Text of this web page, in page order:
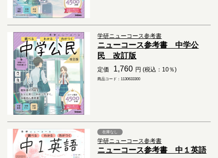
学研ニューコース参考書
ニューコース参考書 中学公
民 改訂版
定価 1,760 円 (税込：10％)
商品コード：1130633300
在庫なし
学研ニューコース参考書
ニューコース参考書 中１英語